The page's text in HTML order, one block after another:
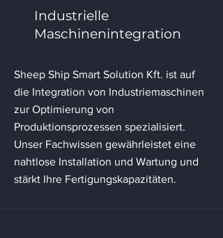
Industrielle
Maschinenintegration
Sheep Ship Smart Solution Kft. ist auf
die Integration von Industriemaschinen
zur Optimierung von
Produktionsprozessen spezialisiert.
Unser Fachwissen gewährleistet eine
nahtlose Installation und Wartung und
stärkt Ihre Fertigungskapazitäten.